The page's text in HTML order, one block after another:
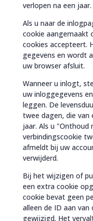
verlopen na een jaar.
Als u naar de
cookie aangemaakt
cookies accepteert.
gegevens en wordt
uw browser afsluit.
Wanneer u inlogt,
uw inloggegevens
leggen. De
twee dagen, die van
jaar. Als u
verbindingscookie
afmeldt bij uw
verwijderd.
Bij het wijzigen of
een extra cookie
cookie bevat geen
alleen de ID aan
gewijzigd. Het